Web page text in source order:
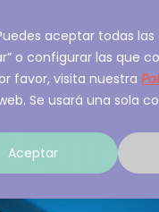
aceptar todas
o configurar las que
favor, visita nuestra
Se usará una sola
Aceptar
Experiencia